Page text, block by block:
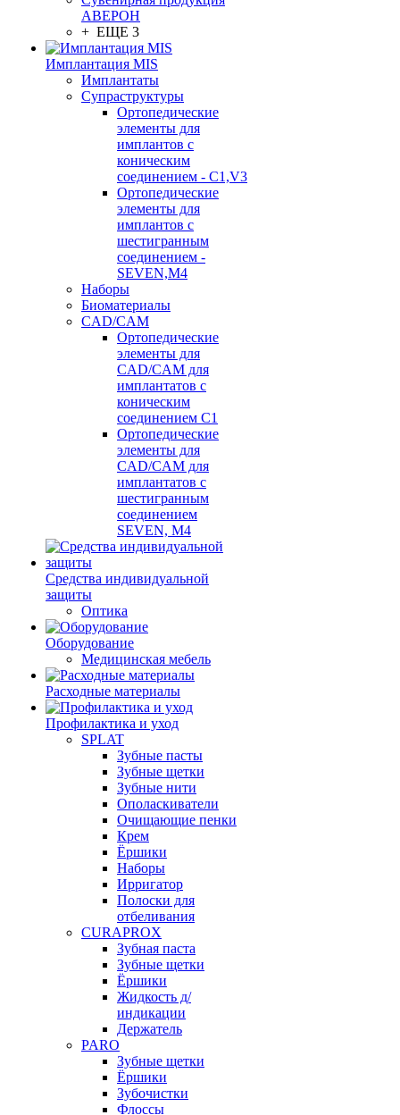
АВЕРОН
+ ЕЩЕ 3
Имплантация MIS
Имплантаты
Супраструктуры
Ортопедические
элементы для
имплантов с
коническим
соединением - C1,V3
Ортопедические
элементы для
имплантов с
шестигранным
соединением -
SEVEN,M4
Наборы
Биоматериалы
CAD/CAM
Ортопедические
элементы для
CAD/CAM для
имплантатов с
коническим
соединением С1
Ортопедические
элементы для
CAD/CAM для
имплантатов с
шестигранным
соединением
SEVEN, М4
Средства индивидуальной
защиты
Оптика
Оборудование
Медицинская мебель
Расходные материалы
Профилактика и уход
SPLAT
Зубные пасты
Зубные щетки
Зубные нити
Ополаскиватели
Очищающие пенки
Крем
Ёршики
Наборы
Ирригатор
Полоски для
отбеливания
CURAPROX
Зубная паста
Зубные щетки
Ёршики
Жидкость д/
индикации
Держатель
PARO
Зубные щетки
Ёршики
Зубочистки
Флоссы